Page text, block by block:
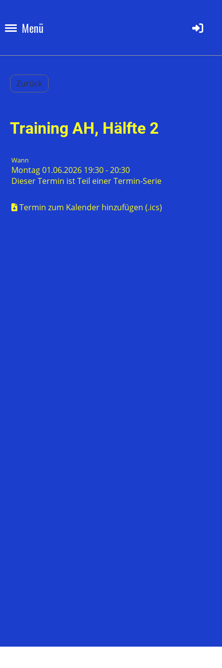
Menü
Zurück
Training AH, Hälfte 2
Wann
Montag 01.06.2026 19:30 - 20:30
Dieser Termin ist Teil einerTermin-Serie
Termin zum Kalender hinzufügen (.ics)